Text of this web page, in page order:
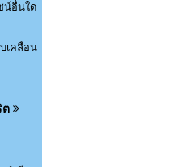
น์อื่นใด
เคลื่อน
ต